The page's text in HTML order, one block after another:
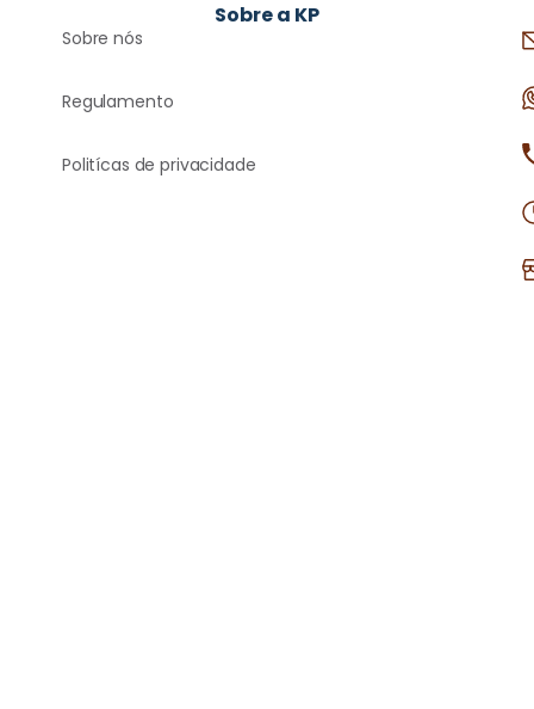
Sobre a KP
Sobre nós
Regulamento
Politícas de privacidade